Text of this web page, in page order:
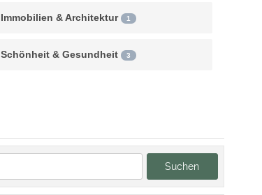
Immobilien & Architektur 1
Schönheit & Gesundheit 3
Suchen